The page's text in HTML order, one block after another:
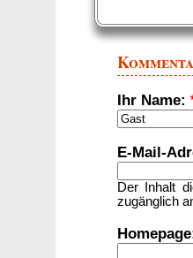
Ihr Name:
E-Mail-
Der Inhalt
zugänglich